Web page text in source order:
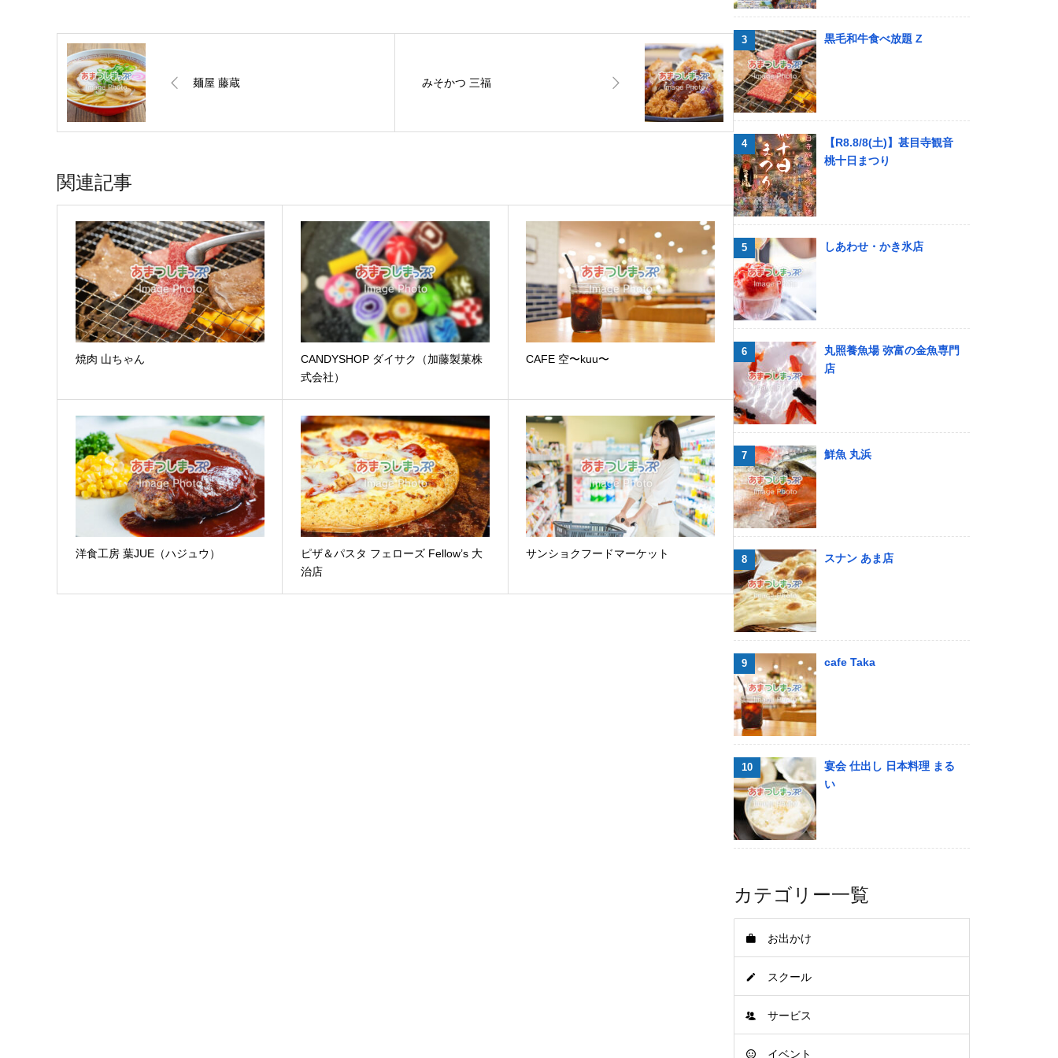
麺屋 藤蔵 みそかつ 三福
関連記事
焼肉 山ちゃん
CANDYSHOP ダイサク（加藤製菓株
式会社）
CAFE 空〜kuu〜
洋食工房 葉JUE（ハジュウ）
ピザ＆パスタ フェローズ Fellow’s 大
治店
サンショクフードマーケット
黒毛和牛食べ放題 Z
【R8.8/8(土)】甚目寺観音
桃十日まつり
しあわせ・かき氷店
丸照養魚場 弥富の金魚専門
店
鮮魚 丸浜
スナン あま店
cafe Taka
宴会 仕出し 日本料理 まる
い
カテゴリー一覧
お出かけ
スクール
サービス
イベント